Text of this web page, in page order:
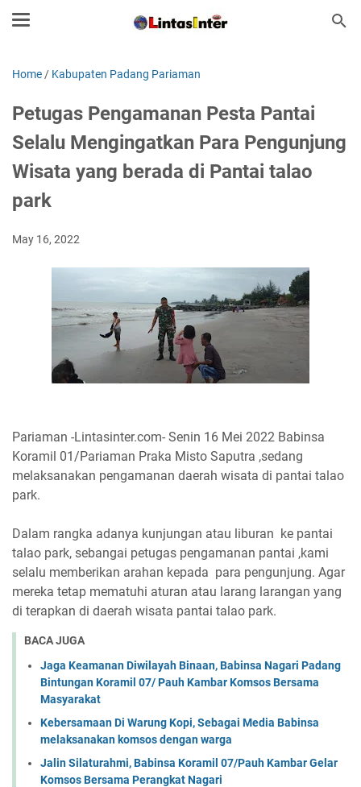
Home / Kabupaten Padang Pariaman
Petugas Pengamanan Pesta Pantai
Selalu Mengingatkan Para Pengunjung
Wisata yang berada di Pantai talao
park
May 16, 2022
Pariaman -Lintasinter.com- Senin 16 Mei 2022 Babinsa
Koramil 01/Pariaman Praka Misto Saputra ,sedang
melaksanakan pengamanan daerah wisata di pantai talao
park.
Dalam rangka adanya kunjungan atau liburan ke pantai
talao park, sebangai petugas pengamanan pantai ,kami
selalu memberikan arahan kepada para pengunjung. Agar
mereka tetap mematuhi aturan atau larang larangan yang
di terapkan di daerah wisata pantai talao park.
BACA JUGA
Jaga Keamanan Diwilayah Binaan, Babinsa Nagari Padang
Bintungan Koramil 07/ Pauh Kambar Komsos Bersama
Masyarakat
Kebersamaan Di Warung Kopi, Sebagai Media Babinsa
melaksanakan komsos dengan warga
Jalin Silaturahmi, Babinsa Koramil 07/Pauh Kambar Gelar
Komsos Bersama Perangkat Nagari